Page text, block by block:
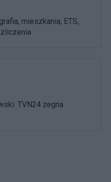
mieszkania, ETS,
TVN24 żegna